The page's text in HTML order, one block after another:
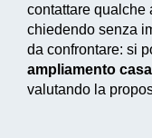
contattare qualche
chiedendo senza
da confrontare: si
ampliamento
valutando la